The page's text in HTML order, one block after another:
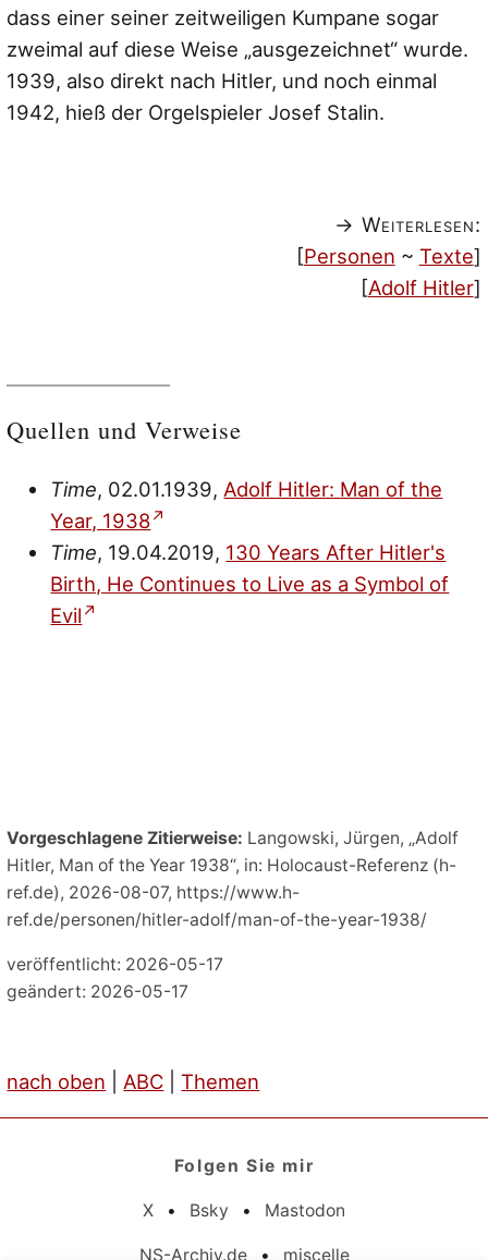
dass einer seiner zeitweiligen Kumpane sogar
zweimal auf diese Weise „ausgezeichnet“ wurde.
1939, also direkt nach Hitler, und noch einmal
1942, hieß der Orgelspieler Josef Stalin.
→ Weiterlesen:
[Personen ~ Texte]
[Adolf Hitler]
Quellen und Verweise
Time, 02.01.1939, Adolf Hitler: Man of the
Year, 1938
Time, 19.04.2019, 130 Years After Hitler's
Birth, He Continues to Live as a Symbol of
Evil
Vorgeschlagene Zitierweise: Langowski, Jürgen, „Adolf
Hitler, Man of the Year 1938“, in: Holocaust-Referenz (h-
ref.de), 2026-08-07, https://www.h-
ref.de/personen/hitler-adolf/man-of-the-year-1938/
veröffentlicht: 2026-05-17
geändert: 2026-05-17
nach oben ABC |Themen
Folgen Sie mir
X • Bsky • Mastodon
NS-Archiv.de • miscelle